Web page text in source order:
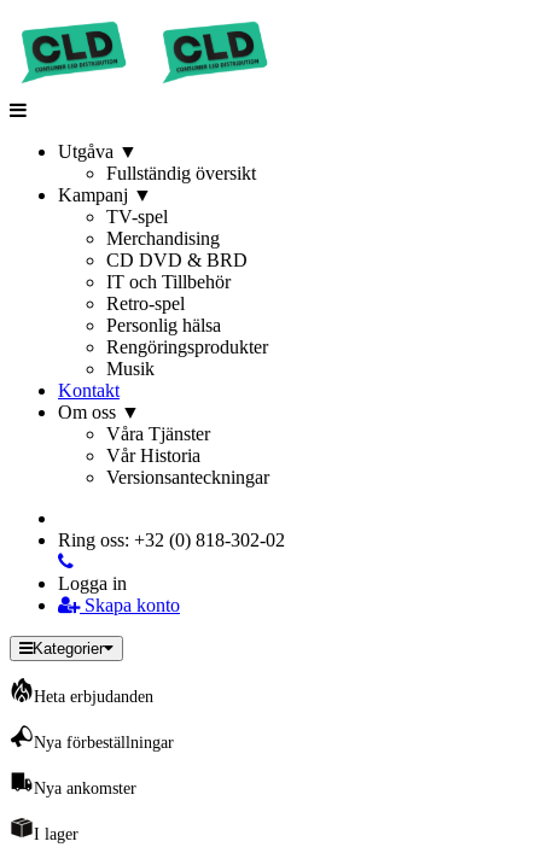
Utgåva ▼
Fullständig översikt
Kampanj ▼
TV-spel
Merchandising
CD DVD & BRD
IT och Tillbehör
Retro-spel
Personlig hälsa
Rengöringsprodukter
Musik
Kontakt
Om oss ▼
Våra Tjänster
Vår Historia
Versionsanteckningar
Ring oss: +32 (0) 818-302-02
Logga in
Skapa konto
Kategorier
Heta erbjudanden
Nya förbeställningar
Nya ankomster
I lager